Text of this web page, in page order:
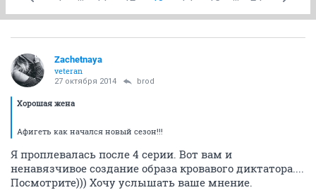
Zachetnaya
veteran
27 октября 2014 brod
Хорошая жена
Афигеть как начался новый сезон!!!
Я проплевалась после 4 серии. Вот вам и
ненавязчивое создание образа кровавого диктатора....
Посмотрите))) Хочу услышать ваше мнение.